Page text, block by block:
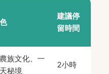
建議停
留時間
族文化、一
秘境
2小時